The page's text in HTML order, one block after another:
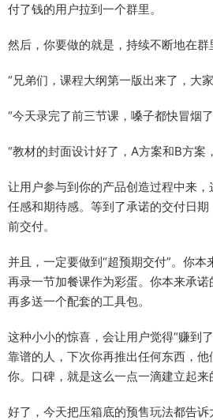
付了钱的用户拉到一个群里。
然后，你要做的就是，持续不断地在群
“兄弟们，课程大纲第一版出来了，大
“今天录完了前三节课，嗓子都快冒烟
“教材的封面设计好了，A方案和B方案
让用户参与到你的产品创造过程中来
任感和期待感。等到了承诺的交付日
前交付。
并且，一定要做到“超预期交付”。你
再录一节加餐课作为彩蛋。你本来承
再多送一个配套的工具包。
这种小小的惊喜，会让用户觉得“赚到
靠谱的人，下次你再推出任何东西，
你。口碑，就是这么一点一滴建立起来
好了，今天把压箱底的预售玩法都告